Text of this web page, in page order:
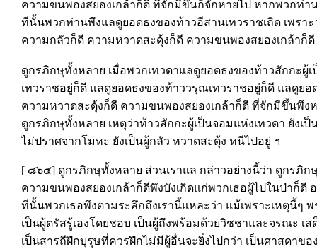
ความขนพองสยองเกล้าก็ดี ที่จักมีขึ้นก็จักหายไป หากพวกท่า
ทีนั้นพวกท่านพึงแลดูยอดธงของท้าวอีสานเทวราชเถิด เพรา
ความกลัวก็ดี ความหวาดสะดุ้งก็ดี ความขนพองสยองเกล้าก็
ดูกรภิกษุทั้งหลาย เมื่อพวกเทวดาแลดูยอดธงของท้าวสักกะผู้
เทวราชอยู่ก็ดี แลดูยอดธงของท้าววรุณเทวราชอยู่ก็ดี แลดูย
ความหวาดสะดุ้งก็ดี ความขนพองสยองเกล้าก็ดี ที่จักมีขึ้นพึง
ดูกรภิกษุทั้งหลาย เหตุว่าท้าวสักกะผู้เป็นจอมแห่งเทวดา ยังเ
ไม่ปราศจากโมหะ ยังเป็นผู้กลัว หวาดสะดุ้ง หนีไปอยู่ ฯ
[ ๘๖๕] ดูกรภิกษุทั้งหลาย ส่วนเราแล กล่าวอย่างนี้ว่า ดูกรภิ
ความขนพองสยองเกล้าก็ดีพึงบังเกิดแก่พวกเธอผู้ไปในป่าก็ดี
ทีนั้นพวกเธอพึงตามระลึกถึงเรานี้แหละว่า แม้เพราะเหตุนี้ๆ
เป็นผู้ตรัสรู้เองโดยชอบ เป็นผู้ถึงพร้อมด้วยวิชชาและจรณะ เส
เป็นสารถีฝึกบุรุษที่ควรฝึกไม่มีผู้อื่นจะยิ่งไปกว่า เป็นศาสดาข